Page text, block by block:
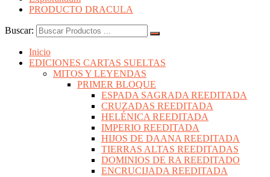
PRODUCTO DRACULA
Buscar:
Inicio
EDICIONES CARTAS SUELTAS
MITOS Y LEYENDAS
PRIMER BLOQUE
ESPADA SAGRADA REEDITADA
CRUZADAS REEDITADA
HELÉNICA REEDITADA
IMPERIO REEDITADA
HIJOS DE DAANA REEDITADA
TIERRAS ALTAS REEDITADAS
DOMINIOS DE RA REEDITADO
ENCRUCIJADA REEDITADA